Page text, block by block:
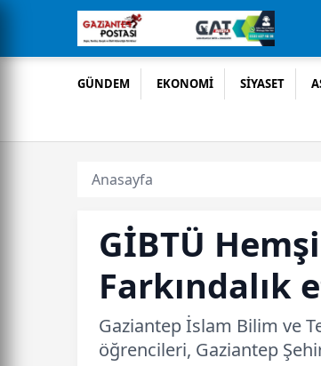
GÜNDEM EKONOMİ SİYASET
Anasayfa
GİBTÜ
Farkındalık
Gaziantep İslam Bilim ve
öğrencileri, Gaziantep